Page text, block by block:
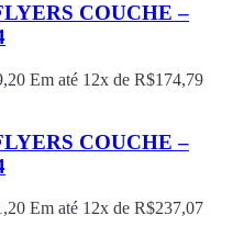
COUCHE –
Em até 12x de R$174,79
COUCHE –
Em até 12x de R$237,07